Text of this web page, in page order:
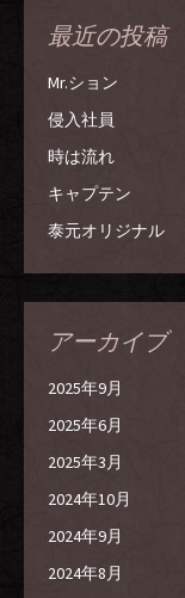
最近の投稿
Mr.ション
侵入社員
時は流れ
キャプテン
泰元オリジナル
アーカイブ
2025年9月
2025年6月
2025年3月
2024年10月
2024年9月
2024年8月